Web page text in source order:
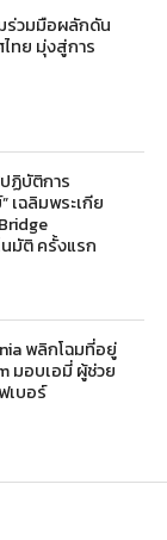
มร่วมมือผลักดัน
ทย มุ่งสู่การ
ฏิบัติการ
เฉลิมพระเกีย
มัติ ครั้งแรก
พลิกโฉมที่อยู่
มอบเอมี่ ผู้ช่วย
เบอร์